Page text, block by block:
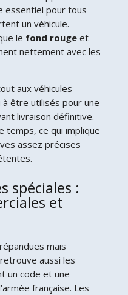
essentiel pour tous
un véhicule.
le fond rougeet
nettement avec les
aux véhicules
être utilisés pour une
livraison définitive.
temps, ce qui implique
assez précises
spéciales :
et
mais
aussi les
un code et une
française. Les